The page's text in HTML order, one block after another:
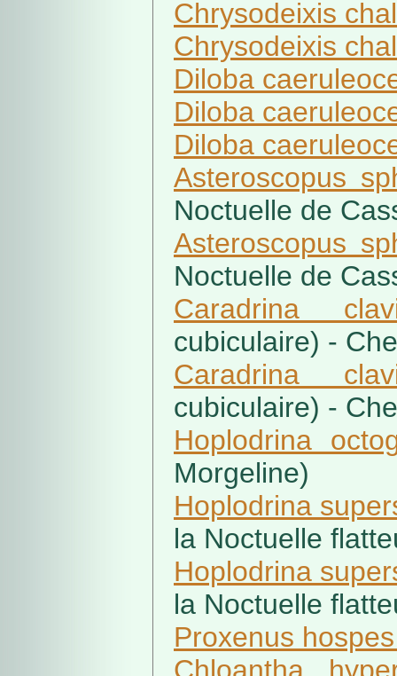
Chrysodeixis
Chrysodeixis
Diloba
Diloba
Diloba
Asteroscopus
Noctuelle de
Asteroscopus
Noctuelle de
Caradrina
cubiculaire) -
Caradrina
cubiculaire) -
Hoplodrina
Morgeline)
Hoplodrina
la Noctuelle
Hoplodrina
la Noctuelle
Proxenus
Chloantha